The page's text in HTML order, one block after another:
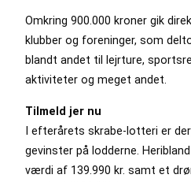
Omkring 900.000 kroner gik
klubber og foreninger, som
blandt andet til lejrture,
aktiviteter og meget andet.
Tilmeld jer nu
I efterårets skrabe-lotteri er
gevinster på lodderne.
værdi af 139.990 kr. samt et